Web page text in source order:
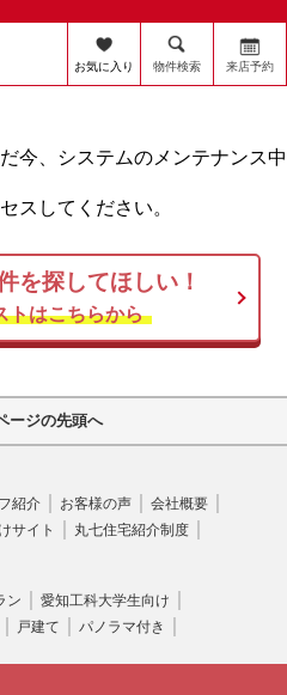
お気に入り 物件検索 来店予約
今、システムのメンテナンス中
スしてください。
を探してほしい！
トはこちらから
ージの先頭へ
紹介 お客様の声
会社概要
サイト 丸七住宅紹介制度
ン
愛知工科大学生向け
戸建て パノラマ付き